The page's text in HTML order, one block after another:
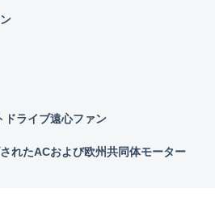
ドライブ遠心ファン
れたACおよび欧州共同体モーター